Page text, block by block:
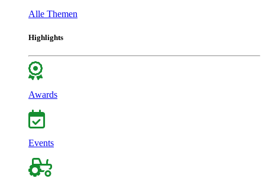
Alle Themen
Highlights
Awards
Events